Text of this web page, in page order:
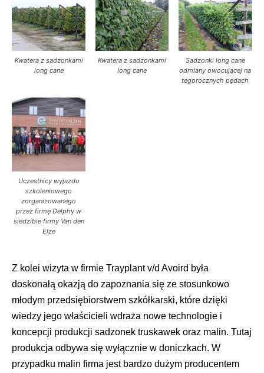
Kwatera z sadzonkami
long cane
Kwatera z sadzonkami
long cane
Sadzonki long cane
odmiany owocującej na
tegorocznych pędach
Uczestnicy wyjazdu
szkoleniowego
zorganizowanego
przez firmę Delphy w
siedzibie firmy Van den
Elze
Z kolei wizyta w firmie Trayplant v/d Avoird była
doskonałą okazją do zapoznania się ze stosunkowo
młodym przedsiębiorstwem szkółkarski, które dzięki
wiedzy jego właścicieli wdraża nowe technologie i
koncepcji produkcji sadzonek truskawek oraz malin. Tutaj
produkcja odbywa się wyłącznie w doniczkach. W
przypadku malin firma jest bardzo dużym producentem